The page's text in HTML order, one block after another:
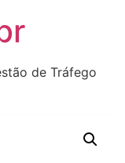
de Tráfego